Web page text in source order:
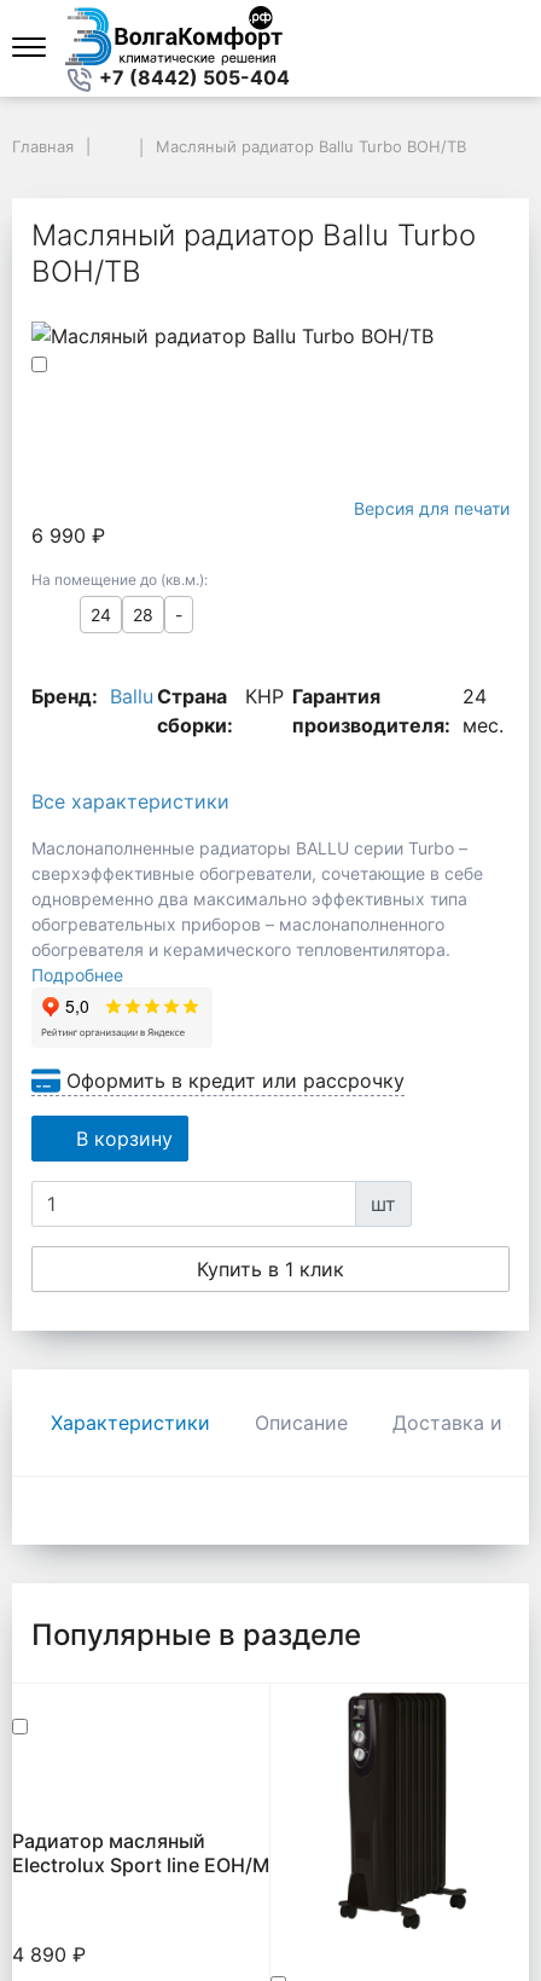
+7 (8442) 505-404
Масляный радиатор Ballu Turbo BOH/TB
Главная Масляный радиатор Ballu Turbo BOH/TB
Масляный радиатор Ballu Turbo
BOH/TB
Версия для печати
6 990 ₽
На помещение до (кв.м.):
24 28 -
Бренд: Ballu Страна
сборки:
КНР Гарантия
производителя:
24
мес.
Все характеристики
Маслонаполненные радиаторы BALLU серии Turbo –
сверхэффективные обогреватели, сочетающие в себе
одновременно два максимально эффективных типа
обогревательных приборов – маслонаполненного
обогревателя и керамического тепловентилятора.
Подробнее
Оформить в кредит или рассрочку
В корзину
шт
Купить в 1 клик
Характеристики Описание Доставка и
Популярные в разделе
Радиатор масляный
Electrolux Sport line EOH/M
4 890 ₽